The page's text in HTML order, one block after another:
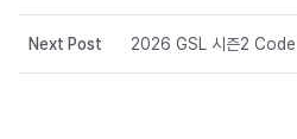
Next Post 2026 GSL 시즌2 Code